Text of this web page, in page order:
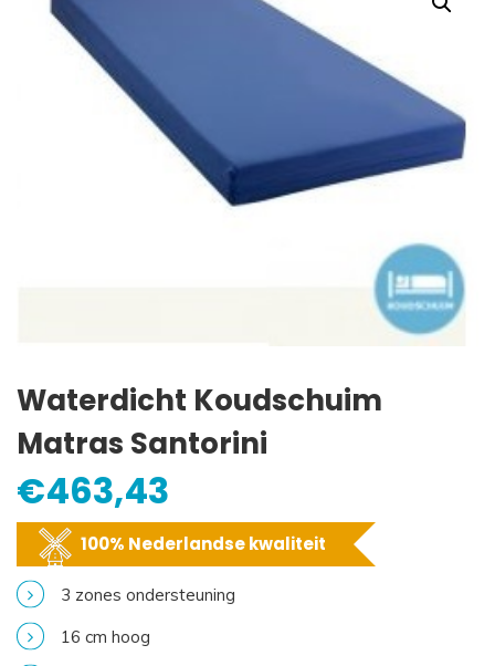
Waterdicht Koudschuim
Matras Santorini
€463,43
100% Nederlandse kwaliteit
3 zones ondersteuning
16 cm hoog